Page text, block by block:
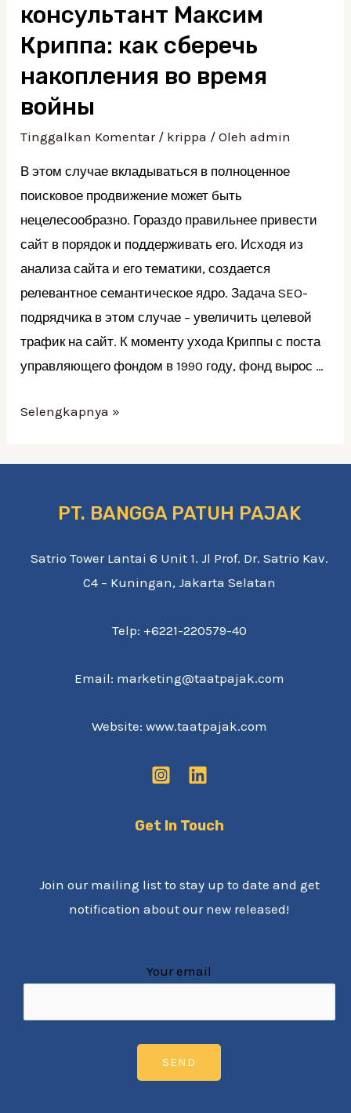
факты
о
Max
Krippa
консультант Максим
Криппа: как сберечь
накопления во время
войны
Tinggalkan Komentar / krippa / Olehadmin
В этом случае вкладываться в полноценное
поисковое продвижение может быть
нецелесообразно. Гораздо правильнее привести
сайт в порядок и поддерживать его. Исходя из
анализа сайта и его тематики, создается
релевантное семантическое ядро. Задача SEO-
подрядчика в этом случае – увеличить целевой
трафик на сайт. К моменту ухода Криппы с поста
управляющего фондом в 1990 году, фонд вырос …
Инвестиционный
накопления
Selengkapnya »
PT. BANGGA PATUH PAJAK
Satrio Tower Lantai 6 Unit 1. Jl Prof. Dr. Satrio Kav.
C4 – Kuningan, Jakarta Selatan
Telp: +6221-220579-40
Email: marketing@taatpajak.com
Website: www.taatpajak.com
Get In Touch
Join our mailing list to stay up to date and get
notification about our new released!
Your email